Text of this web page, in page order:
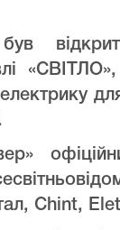
Chint,